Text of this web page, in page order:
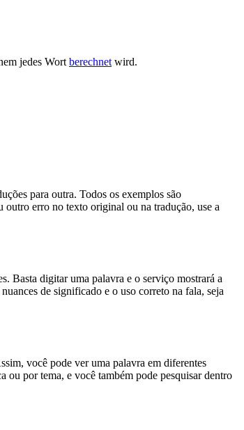
jedes Wort berechnet wird.
para outra. Todos os exemplos são
outro erro no texto original ou na tradução, use a
Basta digitar uma palavra e o serviço mostrará a
de significado e o uso correto na fala, seja
você pode ver uma palavra em diferentes
por tema, e você também pode pesquisar dentro